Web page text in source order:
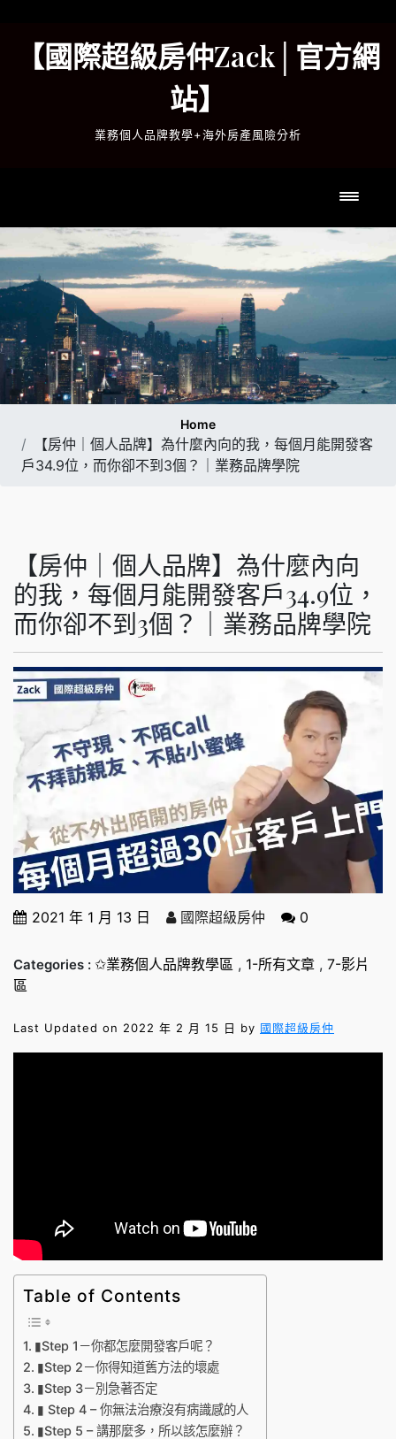
content【國際超級房仲Zack│官方網
站】
業務個人品牌教學+海外房產風險分析
Home
【房仲｜個人品牌】為什麼內向的我，每個月能開發客
戶34.9位，而你卻不到3個？｜業務品牌學院
【房仲｜個人品牌】為什麼內向
的我，每個月能開發客戶34.9位，
而你卻不到3個？｜業務品牌學院
2021 年 1 月 13 日 國際超級房仲 0
Categories : ✩業務個人品牌教學區 , 1-所有文章 , 7-影片
區
Last Updated on 2022 年 2 月 15 日 by 國際超級房仲
Table of Contents
▮Step 1－你都怎麼開發客戶呢？
▮Step 2－你得知道舊方法的壞處
▮Step 3－別急著否定
▮ Step 4 – 你無法治療沒有病識感的人
▮Step 5 – 講那麼多，所以該怎麼辦？